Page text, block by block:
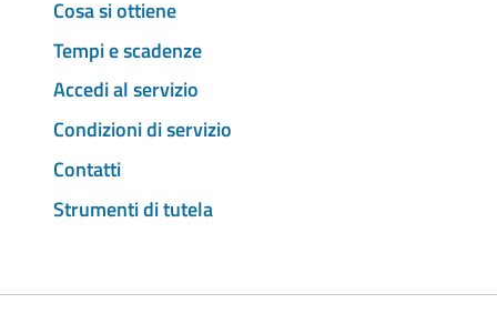
Cosa si ottiene
Tempi e scadenze
Accedi al servizio
Condizioni di servizio
Contatti
Strumenti di tutela